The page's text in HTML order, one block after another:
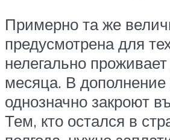
Примерно та же
предусмотрена для
нелегально
месяца. В дополнение
однозначно закроют
Тем, кто остался в